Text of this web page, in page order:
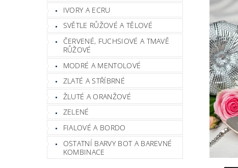
IVORY A ECRU
SVĚTLE RŮŽOVÉ A TĚLOVÉ
ČERVENÉ, FUCHSIOVÉ A TMAVĚ
RŮŽOVÉ
MODRÉ A MENTOLOVÉ
ZLATÉ A STŘÍBRNÉ
ŽLUTÉ A ORANŽOVÉ
ZELENÉ
FIALOVÉ A BORDO
OSTATNÍ BARVY BOT A BAREVNÉ
KOMBINACE